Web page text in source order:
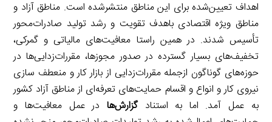
اهداف تعیین‌شده برای این مناطق منتشرشده است. مناطق آزاد و
مناطق ویژه اقتصادی باهدف تقویت و رشد تولید صادرات‌محور
تأسیس شدند. در همین راستا معافیت‌های مالیاتی و گمرکی،
تخفیف‌های بسیار گسترده در صدور مجوزها، مقررات‌زدایی‌ها در
حوزه‌های گوناگون ازجمله مقررات‌زدایی از بازار کار و منعطف سازی
نیروی کار و انواع و اقسام حمایت‌های تعرفه‌ای از مناطق آزاد کشور
به عمل آمد. اما به استنادگزارش‌ها در عمل معافیت‌ها و